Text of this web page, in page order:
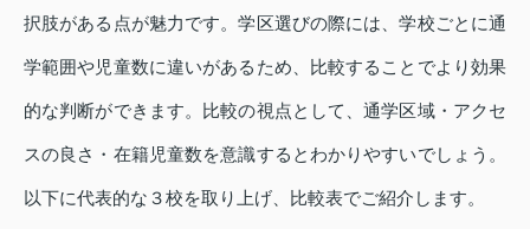
択肢がある点が魅力です。学区選びの際には、学校ごとに通
学範囲や児童数に違いがあるため、比較することでより効果
的な判断ができます。比較の視点として、通学区域・アクセ
スの良さ・在籍児童数を意識するとわかりやすいでしょう。
以下に代表的な３校を取り上げ、比較表でご紹介します。